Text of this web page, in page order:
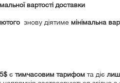
вартості доставки
знову діятиме мінімальна
є тимчасовим тарифом та діє